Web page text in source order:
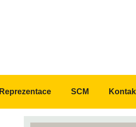
Reprezentace SCM